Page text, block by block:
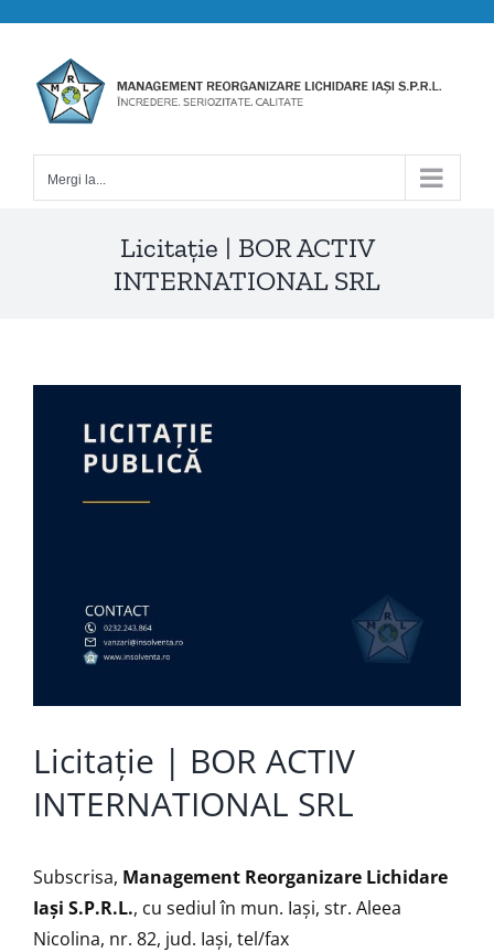
content
Mergi la...
Licitație | BOR ACTIV
INTERNATIONAL SRL
Larger
Licitație | BOR ACTIV
INTERNATIONAL SRL
Subscrisa, Management Reorganizare Lichidare
Iaşi S.P.R.L., cu sediul în mun. Iași, str. Aleea
Nicolina, nr. 82, jud. Iași, tel/fax